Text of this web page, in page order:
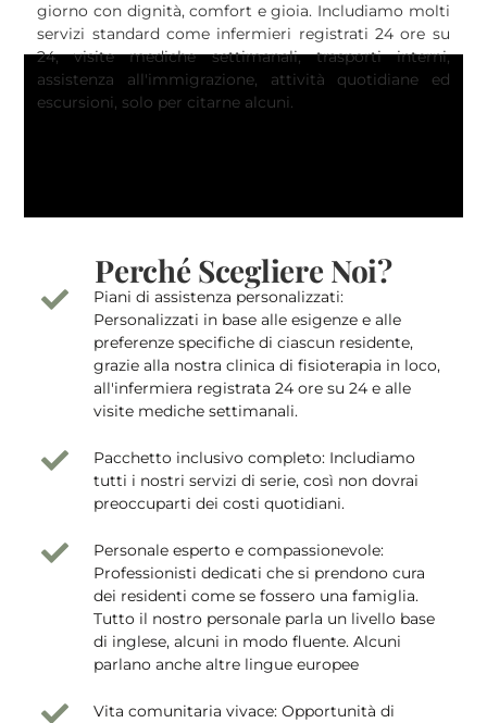
giorno con dignità, comfort e gioia. Includiamo molti
servizi standard come infermieri registrati 24 ore su
24, visite mediche settimanali, trasporti interni,
assistenza all'immigrazione, attività quotidiane ed
escursioni, solo per citarne alcuni.
Perché Scegliere Noi?
Piani di assistenza personalizzati:
Personalizzati in base alle esigenze e alle
preferenze specifiche di ciascun residente,
grazie alla nostra clinica di fisioterapia in loco,
all'infermiera registrata 24 ore su 24 e alle
visite mediche settimanali.
Pacchetto inclusivo completo: Includiamo
tutti i nostri servizi di serie, così non dovrai
preoccuparti dei costi quotidiani.
Personale esperto e compassionevole:
Professionisti dedicati che si prendono cura
dei residenti come se fossero una famiglia.
Tutto il nostro personale parla un livello base
di inglese, alcuni in modo fluente. Alcuni
parlano anche altre lingue europee
Vita comunitaria vivace: Opportunità di